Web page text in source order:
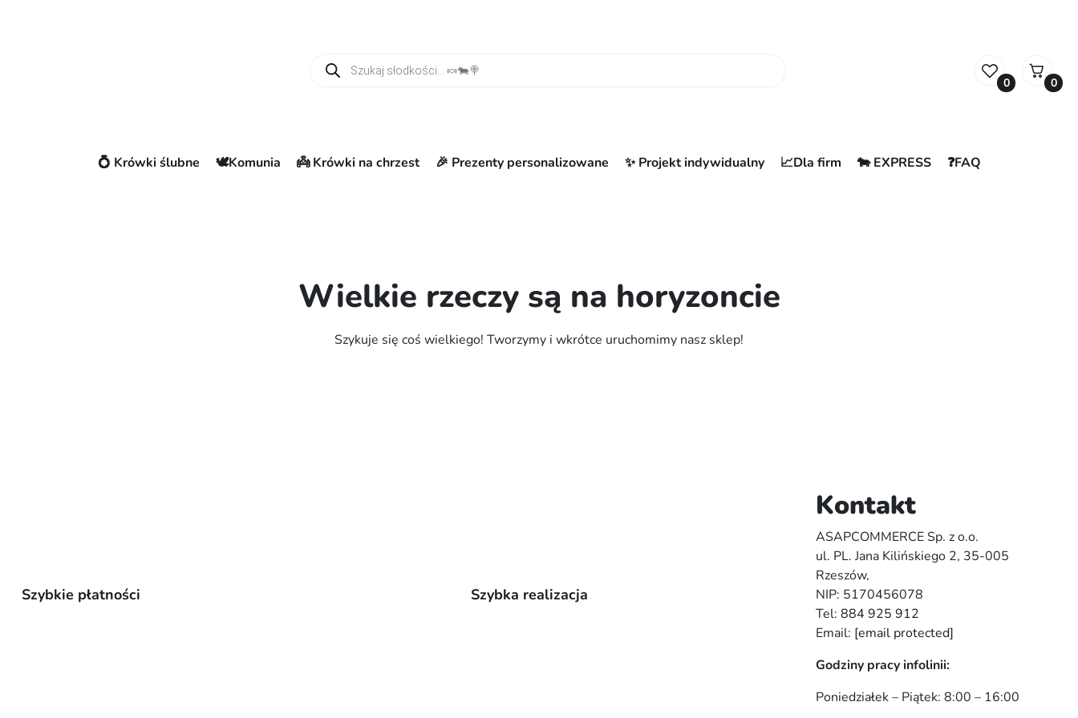
0 0
💍 Krówki ślubne 🕊️Komunia 👼 Krówki na chrzest 🎉 Prezenty personalizowane ✨ Projekt indywidualny 📈Dla firm 🐄 EXPRESS ❓FAQ
Wielkie rzeczy są na horyzoncie
Szykuje się coś wielkiego! Tworzymy i wkrótce uruchomimy nasz sklep!
Szybkie płatności Szybka realizacja
Kontakt
ASAPCOMMERCE Sp. z o.o.
ul. PL. Jana Kilińskiego 2, 35-005
Rzeszów,
NIP: 5170456078
Tel: 884 925 912
Email: [email protected]
Godziny pracy infolinii:
Poniedziałek – Piątek: 8:00 – 16:00